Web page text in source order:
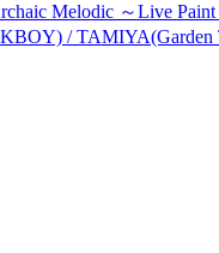
Melodic ～Live
/